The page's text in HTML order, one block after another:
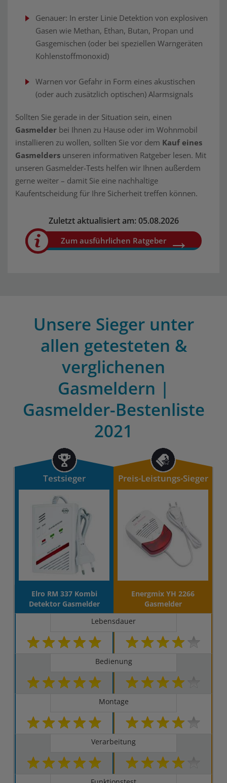
Genauer: In erster Linie Detektion von explosiven
Gasen wie Methan, Ethan, Butan, Propan und
Gasgemischen (oder bei speziellen Warngeräten
Kohlenstoffmonoxid)
Warnen vor Gefahr in Form eines akustischen
(oder auch zusätzlich optischen) Alarmsignals
Sollten Sie gerade in der Situation sein, einen
Gasmelder bei Ihnen zu Hause oder im Wohnmobil
installieren zu wollen, sollten Sie vor dem Kauf eines
Gasmelders unseren informativen Ratgeber lesen. Mit
unseren Gasmelder-Tests helfen wir Ihnen außerdem
gerne weiter – damit Sie eine nachhaltige
Kaufentscheidung für Ihre Sicherheit treffen können.
Zuletzt aktualisiert am: 05.08.2026
Zum ausführlichen Ratgeber
Unsere Sieger unter
allen getesteten &
verglichenen
Gasmeldern |
Gasmelder-Bestenliste
2021
Testsieger Preis-Leistungs-Sieger
Elro RM 337 Kombi
Detektor Gasmelder
Energmix YH 2266
Gasmelder
Lebensdauer
Bedienung
Montage
Verarbeitung